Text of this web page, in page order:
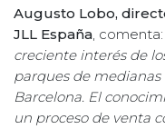
Augusto Lobo,
JLL España, comenta:
creciente interés de
parques de
Barcelona. El
un proceso de venta